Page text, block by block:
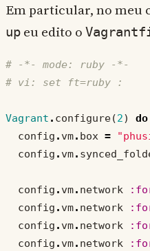
Em particular, no meu
up eu edito o
# -*- mode: ruby -*-
# vi: set ft=ruby :
Vagrant . configure(2) do
config . vm. box =
config . vm.
config . vm. network
config . vm. network
config . vm. network
config . vm. network